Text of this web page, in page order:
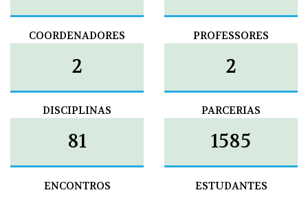
COORDENADORES PROFESSORES
3
DISCIPLINAS
4
PARCERIAS
133
ENCONTROS
2598
ESTUDANTES